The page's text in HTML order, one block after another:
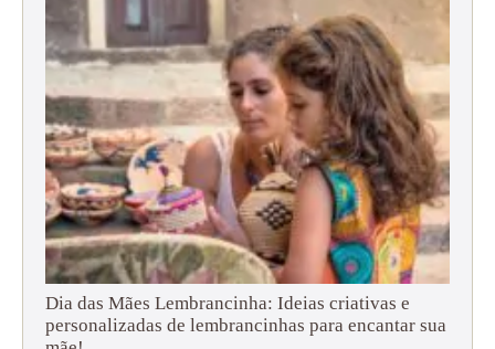
Dia das Mães Lembrancinha: Ideias criativas e
personalizadas de lembrancinhas para encantar sua